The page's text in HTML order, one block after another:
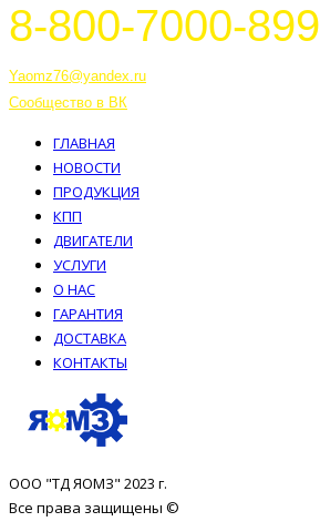
8-800-7000-899
Yaomz76@yandex.ru
Сообщество в ВК
ГЛАВНАЯ
НОВОСТИ
ПРОДУКЦИЯ
КПП
ДВИГАТЕЛИ
УСЛУГИ
О НАС
ГАРАНТИЯ
ДОСТАВКА
КОНТАКТЫ
ООО "ТД ЯОМЗ" 2023 г.
Все права защищены ©